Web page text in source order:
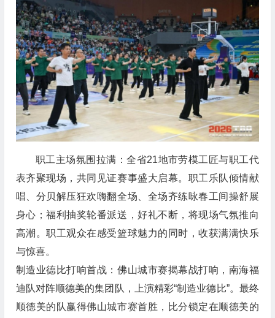
职工主场氛围拉满：全省21地市劳模工匠与职工代
表齐聚现场，共同见证赛事盛大启幕。职工乐队倾情献
唱、分贝解压狂欢嗨翻全场、全场齐练咏春工间操舒展
身心；福利抽奖轮番派送，好礼不断，将现场气氛推向
高潮。职工观众在感受篮球魅力的同时，收获满满快乐
与惊喜。
制造业德比打响首战：佛山城市赛揭幕战打响，南海福
迪队对阵顺德美的集团队，上演精彩“制造业德比”。最终
顺德美的队赢得佛山城市赛首胜，比分锁定在顺德美的